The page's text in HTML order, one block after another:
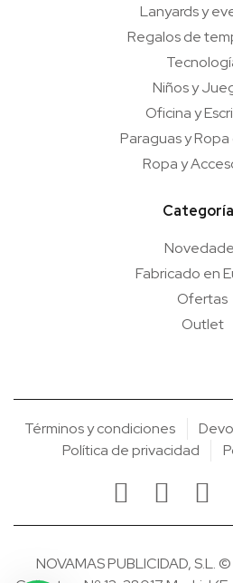
Lanyards y
Regalos de
Niños y
Oficina y
Paraguas y Ropa
Ropa y
Fabricado en
Ofertas
Outlet
Términos y condiciones
Política de privacidad
NOVAMAS PUBLICIDAD, S.L.